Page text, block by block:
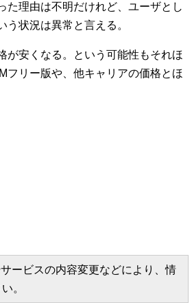
た理由は不明だけれど、ユーザとし
状況は異常と言える。
が安くなる。という可能性もそれほ
フリー版や、他キャリアの価格とほ
ービスの内容変更などにより、情
。